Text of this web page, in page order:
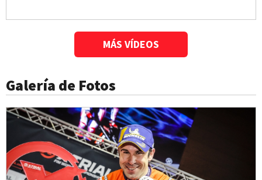
MÁS VÍDEOS
Galería de Fotos